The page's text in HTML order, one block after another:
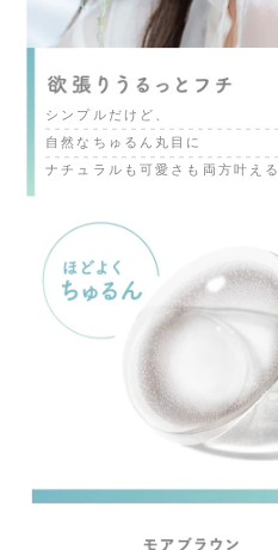
シンプルだけど、
自然なちゅるん丸目に
ナチュラルも可愛さも両方叶える